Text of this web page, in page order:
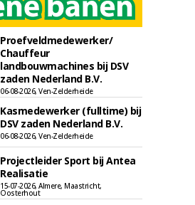
Proefveldmedewerker/
Chauffeur
landbouwmachines bij DSV
zaden Nederland B.V.
06-08-2026, Ven-Zelderheide
Kasmedewerker (fulltime) bij
DSV zaden Nederland B.V.
06-08-2026, Ven-Zelderheide
Projectleider Sport bij Antea
Realisatie
15-07-2026, Almere, Maastricht,
Oosterhout